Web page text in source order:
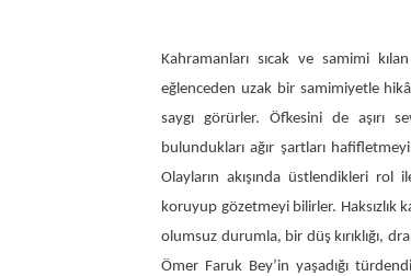
Kahramanları sıcak ve samimi
eğlenceden uzak bir samimiyetle
saygı görürler. Öfkesini de aşırı
bulundukları ağır şartları
Olayların akışında üstlendikleri rol
koruyup gözetmeyi bilirler. Haksızlık
olumsuz durumla, bir düş kırıklığı,
Ömer Faruk Bey’in yaşadığı